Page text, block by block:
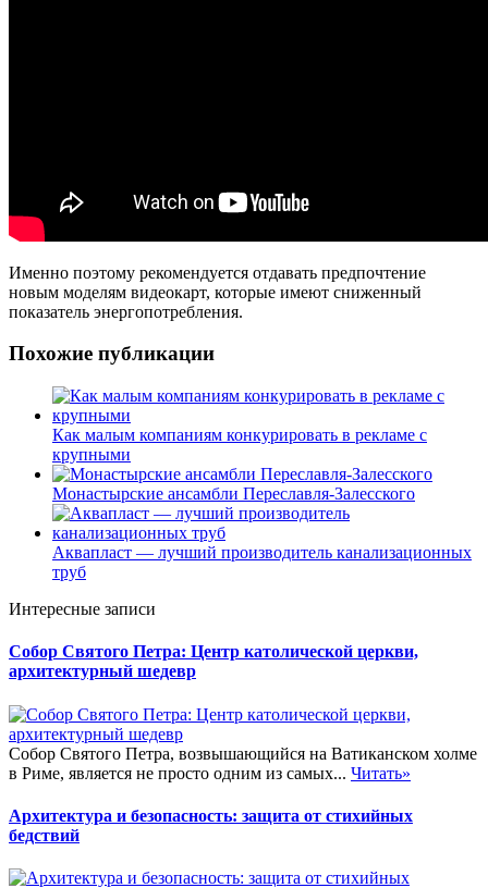
Именно поэтому рекомендуется отдавать предпочтение
новым моделям видеокарт, которые имеют сниженный
показатель энергопотребления.
Похожие публикации
Как малым компаниям конкурировать в рекламе с
крупными
Монастырские ансамбли Переславля-Залесского
Аквапласт — лучший производитель канализационных
труб
Интересные записи
Собор Святого Петра: Центр католической церкви,
архитектурный шедевр
Собор Святого Петра, возвышающийся на Ватиканском холме
в Риме, является не просто одним из самых... Читать»
Архитектура и безопасность: защита от стихийных
бедствий